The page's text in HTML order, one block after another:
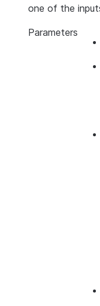
one of the
Parameters